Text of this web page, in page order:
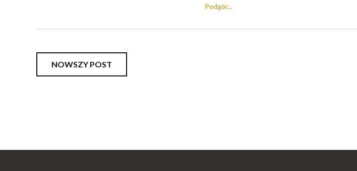
Podgór...
NOWSZY POST